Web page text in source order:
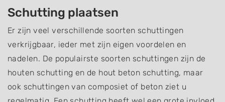
Schutting plaatsen
Er zijn veel verschillende soorten schuttingen
verkrijgbaar, ieder met zijn eigen voordelen en
nadelen. De populairste soorten schuttingen zijn de
houten schutting en de hout beton schutting, maar
ook schuttingen van composiet of beton ziet u